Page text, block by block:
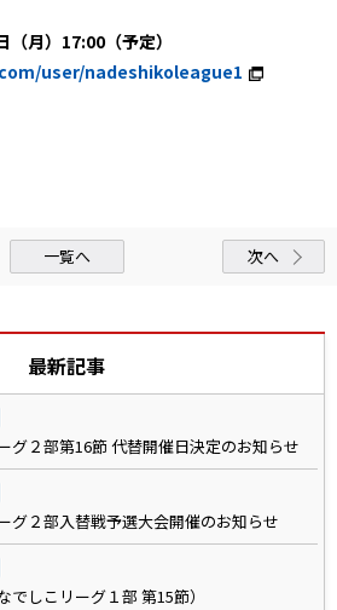
月）17:00（予定）
user/nadeshikoleague1
一覧へ 次へ
最新記事
グ２部第16節 代替開催日決定のお知らせ
グ２部入替戦予選大会開催のお知らせ
しこリーグ１部 第15節）